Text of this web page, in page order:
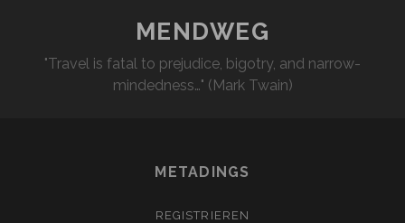
MENDWEG
"Travel is fatal to prejudice, bigotry, and narrow-
mindedness…" (Mark Twain)
METADINGS
REGISTRIEREN